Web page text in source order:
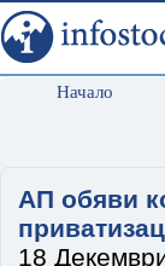
Начало
АП обяви
18